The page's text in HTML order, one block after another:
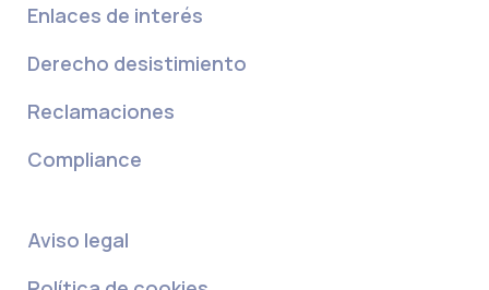
Enlaces de interés
Derecho desistimiento
Reclamaciones
Compliance
Aviso legal